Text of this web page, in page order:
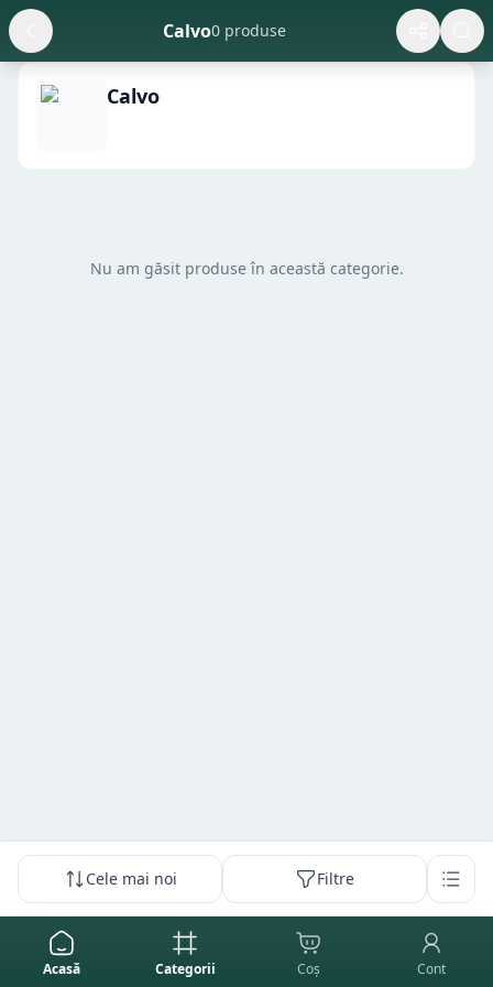
Calvo0 produse
Calvo
Nu am găsit produse în această categorie.
Cele mai noi Filtre
Acasă Categorii Coș Cont